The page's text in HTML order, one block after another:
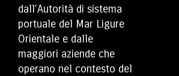
dall’Autorità di sistema
portuale del Mar Ligure
Orientale e dalle
maggiori aziende che
operano nel contesto del